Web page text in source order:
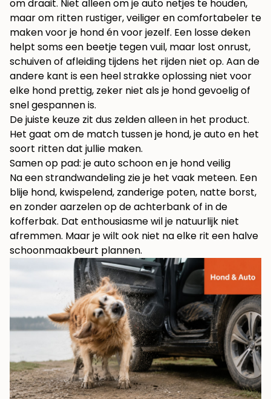
om draait. Niet alleen om je auto netjes te houden,
maar om ritten rustiger, veiliger en comfortabeler te
maken voor je hond én voor jezelf. Een losse deken
helpt soms een beetje tegen vuil, maar lost onrust,
schuiven of afleiding tijdens het rijden niet op. Aan de
andere kant is een heel strakke oplossing niet voor
elke hond prettig, zeker niet als je hond gevoelig of
snel gespannen is.
De juiste keuze zit dus zelden alleen in het product.
Het gaat om de match tussen je hond, je auto en het
soort ritten dat jullie maken.
Samen op pad: je auto schoon en je hond veilig
Na een strandwandeling zie je het vaak meteen. Een
blije hond, kwispelend, zanderige poten, natte borst,
en zonder aarzelen op de achterbank of in de
kofferbak. Dat enthousiasme wil je natuurlijk niet
afremmen. Maar je wilt ook niet na elke rit een halve
schoonmaakbeurt plannen.